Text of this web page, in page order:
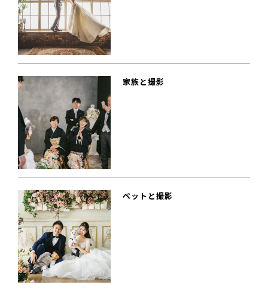
家族と撮影
ペットと撮影